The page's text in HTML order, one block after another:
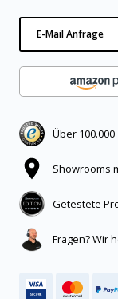
E-Mail Anfrage
Über
Showrooms
Getestete
Fragen? Wir